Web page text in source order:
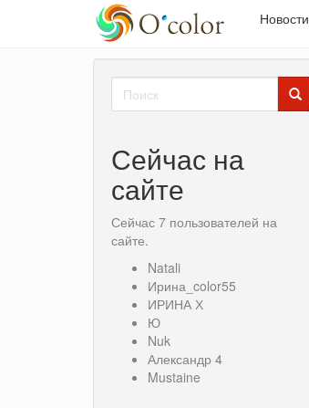
Новости
Форма
поиска
Сейчас на
сайте
Сейчас 7 пользователей на
сайте.
Natali
Ирина_color55
ИРИНА Х
Ю
Nuk
Александр 4
Mustaine